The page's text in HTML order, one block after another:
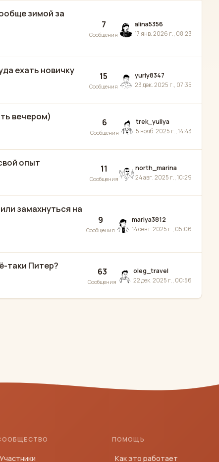
зимой за
7
Сообщения
alina5356
17 янв. 2026 г., 08:23
ехать новичку
15
Сообщения
yuriy8347
23 дек. 2025 г., 07:35
вечером)
6
Сообщения
trek_yuliya
5 нояб. 2025 г., 14:43
опыт
11
Сообщения
north_marina
24 авг. 2025 г., 10:29
замахнуться на
9
Сообщения
mariya3812
14 сент. 2025 г., 05:06
таки Питер?
63
Сообщения
oleg_travel
22 дек. 2025 г., 00:56
Участники
ПОМОЩЬ
Как это работает